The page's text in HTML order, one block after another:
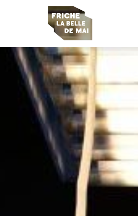
Panneau de gestion des cookies